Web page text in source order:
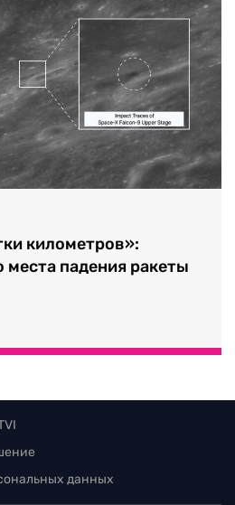
километров»:
места падения ракеты
данных